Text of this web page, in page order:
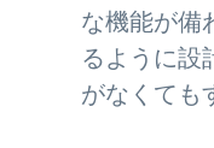
な機能が備
るように設
がなくても